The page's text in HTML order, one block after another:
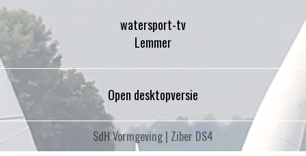
watersport-tv
Lemmer
Open desktopversie
SdH Vormgeving | Ziber DS4